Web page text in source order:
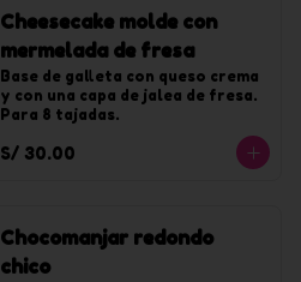
Cheesecake molde con
mermelada de fresa
Base de galleta con queso crema
y con una capa de jalea de fresa.
Para 8 tajadas.
S/ 30.00
Chocomanjar redondo
chico